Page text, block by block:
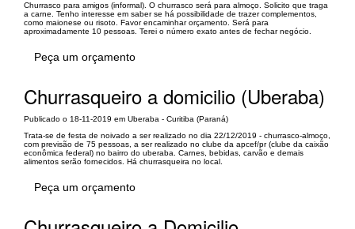
Churrasco para amigos (informal). O churrasco será para almoço. Solicito que traga
a carne. Tenho interesse em saber se há possibilidade de trazer complementos,
como maionese ou risoto. Favor encaminhar orçamento. Será para
aproximadamente 10 pessoas. Terei o número exato antes de fechar negócio.
Peça um orçamento
Churrasqueiro a domicilio (Uberaba)
Publicado o 18-11-2019 em Uberaba - Curitiba (Paraná)
Trata-se de festa de noivado a ser realizado no dia 22/12/2019 - churrasco-almoço,
com previsão de 75 pessoas, a ser realizado no clube da apcef/pr (clube da caixão
econômica federal) no bairro do uberaba. Carnes, bebidas, carvão e demais
alimentos serão fornecidos. Há churrasqueira no local.
Peça um orçamento